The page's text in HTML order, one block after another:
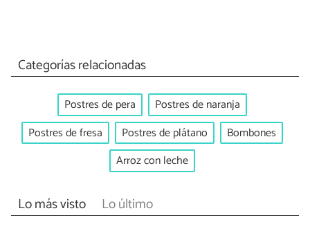
Categorías relacionadas
Postres de pera
Postres de naranja
Postres de fresa
Postres de plátano
Bombones
Arroz con leche
Lo más visto Lo último